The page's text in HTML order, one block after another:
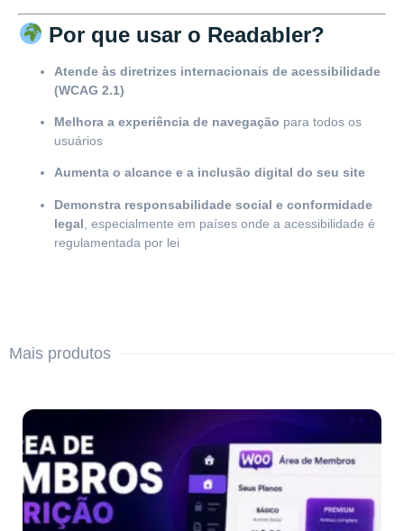
Por que usar o Readabler?
Atende às diretrizes internacionais de acessibilidade
(WCAG 2.1)
Melhora a experiência de navegação para todos os
usuários
Aumenta o alcance e a inclusão digital do seu site
Demonstra responsabilidade social e conformidade
legal , especialmente em países onde a acessibilidade é
regulamentada por lei
Mais produtos